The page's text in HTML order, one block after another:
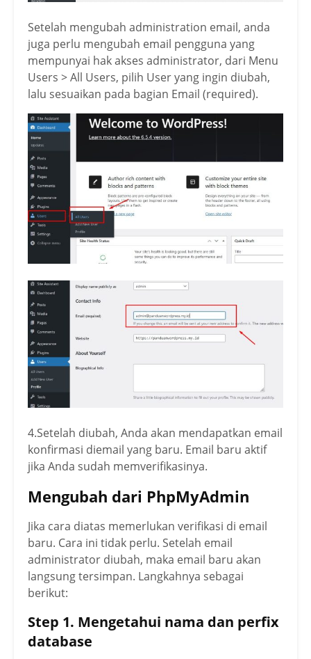
Setelah mengubah administration email, anda
juga perlu mengubah email pengguna yang
mempunyai hak akses administrator, dari Menu
Users > All Users, pilih User yang ingin diubah,
lalu sesuaikan pada bagian Email (required).
4.Setelah diubah, Anda akan mendapatkan email
konfirmasi diemail yang baru. Email baru aktif
jika Anda sudah memverifikasinya.
Mengubah dari PhpMyAdmin
Jika cara diatas memerlukan verifikasi di email
baru. Cara ini tidak perlu. Setelah email
administrator diubah, maka email baru akan
langsung tersimpan. Langkahnya sebagai
berikut:
Step 1. Mengetahui nama dan perfix
database